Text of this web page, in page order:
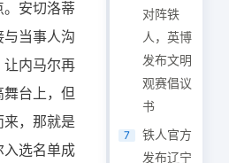
。安切洛蒂
当事人沟
让内马尔再
台上，但
，那就是
入选名单成
对阵铁
人，英博
发布文明
观赛倡议
书
7
铁人官方
发布辽宁